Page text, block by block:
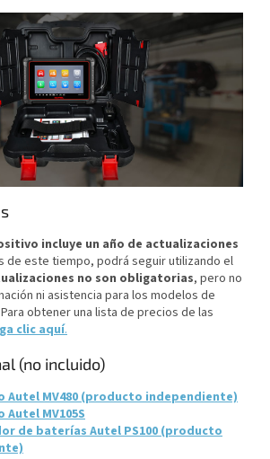
incluye un año de actualizaciones
de este tiempo, podrá seguir utilizando el
no son obligatorias, pero no
ni asistencia para los modelos de
obtener una lista de precios de las
clic aquí.
(no incluido)
Autel MV480 (producto independiente)
MV105S
de baterías Autel PS100 (producto